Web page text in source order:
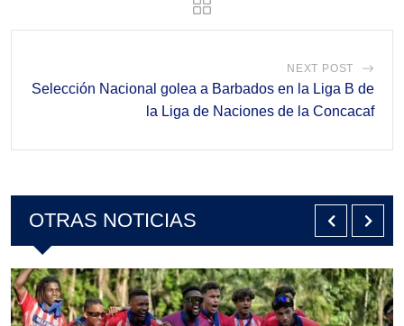
NEXT POST
Selección Nacional golea a Barbados en la Liga B de
la Liga de Naciones de la Concacaf
OTRAS NOTICIAS